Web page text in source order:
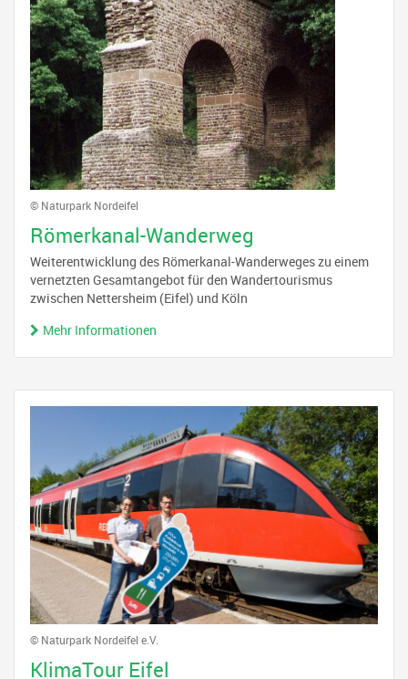
© Naturpark Nordeifel
Römerkanal-Wanderweg
Weiterentwicklung des Römerkanal-Wanderweges zu einem
vernetzten Gesamtangebot für den Wandertourismus
zwischen Nettersheim (Eifel) und Köln
Mehr Informationen
© Naturpark Nordeifel e.V.
KlimaTour Eifel